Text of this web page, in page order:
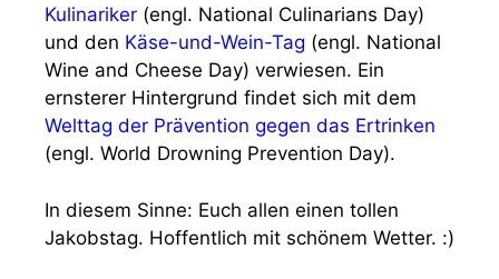
Kulinariker (engl. National Culinarians Day)
und den Käse-und-Wein-Tag (engl. National
Wine and Cheese Day) verwiesen. Ein
ernsterer Hintergrund findet sich mit dem
Welttag der Prävention gegen das Ertrinken
(engl. World Drowning Prevention Day).
In diesem Sinne: Euch allen einen tollen
Jakobstag. Hoffentlich mit schönem Wetter. :)